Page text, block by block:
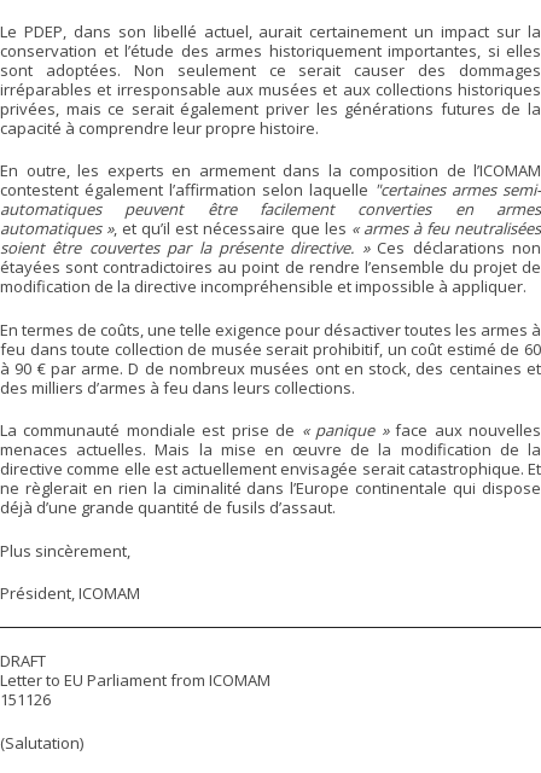
Le PDEP, dans son libellé actuel, aurait certainement un impact sur la
conservation et l’étude des armes historiquement importantes, si elles
sont adoptées. Non seulement ce serait causer des dommages
irréparables et irresponsable aux musées et aux collections historiques
privées, mais ce serait également priver les générations futures de la
capacité à comprendre leur propre histoire.
En outre, les experts en armement dans la composition de l’ICOMAM
contestent également l’affirmation selon laquelle "certaines armes semi-
automatiques peuvent être facilement converties en armes
automatiques », et qu’il est nécessaire que les « armes à feu neutralisées
soient être couvertes par la présente directive. » Ces déclarations non
étayées sont contradictoires au point de rendre l’ensemble du projet de
modification de la directive incompréhensible et impossible à appliquer.
En termes de coûts, une telle exigence pour désactiver toutes les armes à
feu dans toute collection de musée serait prohibitif, un coût estimé de 60
à 90 € par arme. D de nombreux musées ont en stock, des centaines et
des milliers d’armes à feu dans leurs collections.
La communauté mondiale est prise de « panique »face aux nouvelles
menaces actuelles. Mais la mise en œuvre de la modification de la
directive comme elle est actuellement envisagée serait catastrophique. Et
ne règlerait en rien la ciminalité dans l’Europe continentale qui dispose
déjà d’une grande quantité de fusils d’assaut.
Plus sincèrement,
Président, ICOMAM
DRAFT
Letter to EU Parliament from ICOMAM
151126
(Salutation)